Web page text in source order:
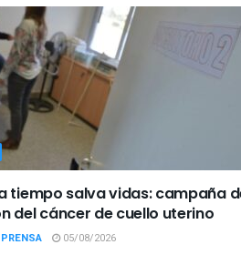
tiempo salva vidas: campaña
del cáncer de cuello uterino
05/08/2026